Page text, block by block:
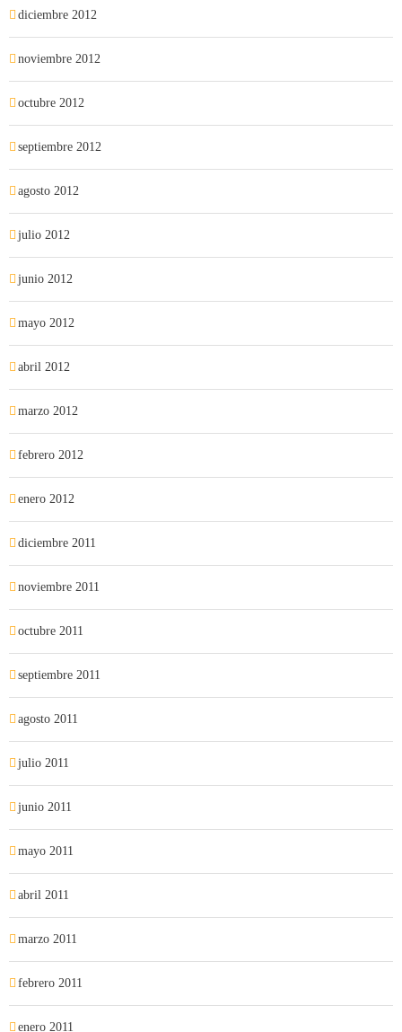
diciembre 2012
noviembre 2012
octubre 2012
septiembre 2012
agosto 2012
julio 2012
junio 2012
mayo 2012
abril 2012
marzo 2012
febrero 2012
enero 2012
diciembre 2011
noviembre 2011
octubre 2011
septiembre 2011
agosto 2011
julio 2011
junio 2011
mayo 2011
abril 2011
marzo 2011
febrero 2011
enero 2011